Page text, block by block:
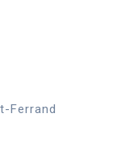
Ferrand